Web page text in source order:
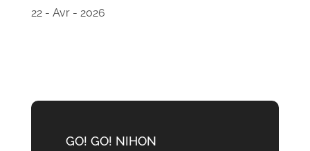
22 - Avr - 2026
GO! GO! NIHON